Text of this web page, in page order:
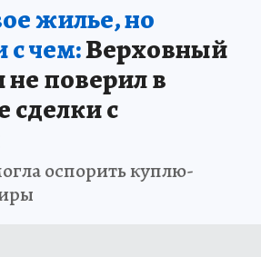
жилье, но
с чем:Верховный
поверил в
с
оспорить куплю-